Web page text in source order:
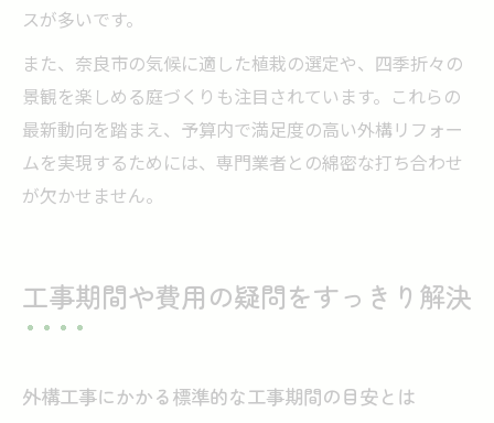
スが多いです。
また、奈良市の気候に適した植栽の選定や、四季折々の
景観を楽しめる庭づくりも注目されています。これらの
最新動向を踏まえ、予算内で満足度の高い外構リフォー
ムを実現するためには、専門業者との綿密な打ち合わせ
が欠かせません。
工事期間や費用の疑問をすっきり解決
外構工事にかかる標準的な工事期間の目安とは